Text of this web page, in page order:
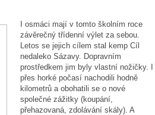
I osmáci mají v tomto školním roce
závěrečný třídenní výlet za sebou.
Letos se jejich cílem stal kemp Cíl
nedaleko Sázavy. Dopravním
prostředkem jim byly vlastní nožičky. I
přes horké počasí nachodili hodně
kilometrů a obohatili se o nové
společné zážitky (koupání,
přehazovaná, zdolávání skály). A